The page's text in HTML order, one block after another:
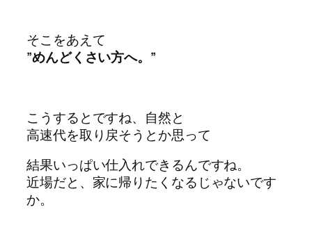
そこをあえて
”めんどくさい方へ。”
こうするとですね、自然と
高速代を取り戻そうとか思って
結果いっぱい仕入れできるんですね。
近場だと、家に帰りたくなるじゃないです
か。